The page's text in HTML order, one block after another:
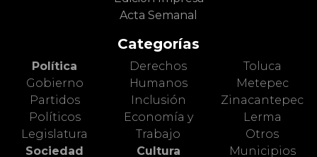
Acta Semanal
Categorías
Política
Gobierno
Partidos
Políticos
Legislatura
Sociedad
Derechos
Humanos
Inclusión
Economía y
Trabajo
Cultura
Toluca
Metepec
Zinacantepec
Lerma
Otros
Municipios